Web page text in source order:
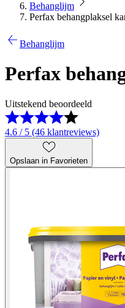
Behanglijm
Perfax behangplaksel
Behanglijm
Perfax
Uitstekend beoordeeld
4.6 / 5 (46 klantreviews)
Opslaan in Favorieten